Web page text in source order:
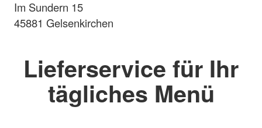
Im Sundern 15
45881 Gelsenkirchen
Lieferservice für Ihr
tägliches Menü